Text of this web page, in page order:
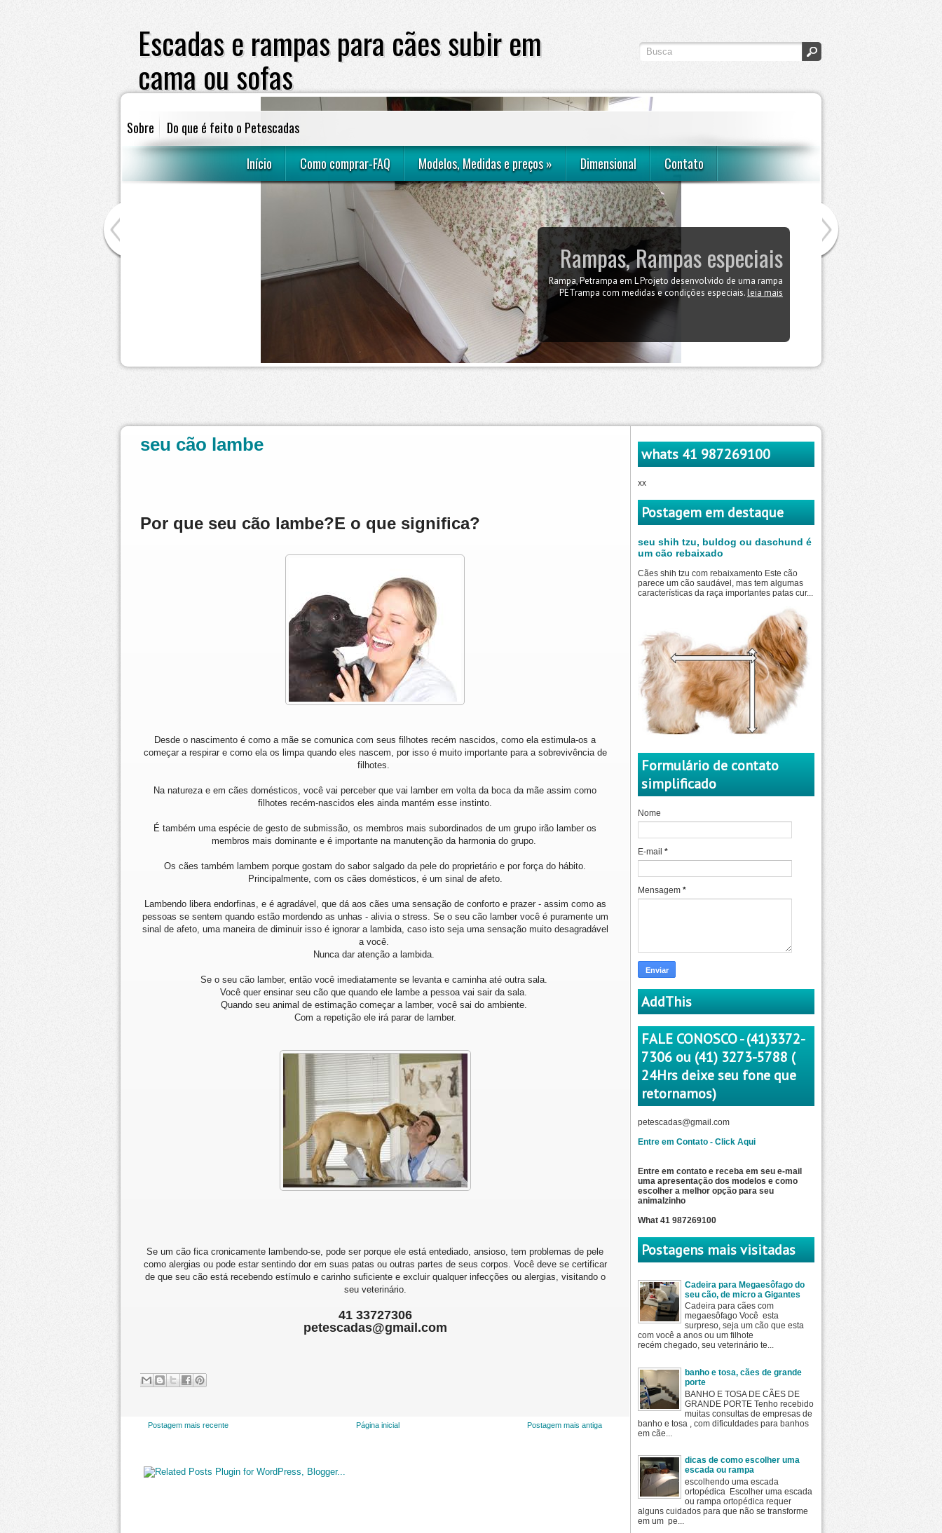
Escadas e rampas para cães subir em
cama ou sofas
escadas e rampas para cães subir em sofá ou cama
Sobre
Do que é feito o Petescadas
Início
Como comprar-FAQ Modelos, Medidas e preços» Dimensional Contato
Rampas, Rampas especiais
Rampa, Petrampa em L Projeto desenvolvido de uma rampa
PETrampa com medidas e condições especiais.leia mais
Quarto de casal
Como obter a melhor opção para manter seu filhote no
quarto do casal com conforto e sem destruir a harmonia do
seu cão lambe
Por que seu cão lambe?E o que significa?
Desde o nascimento é como a mãe se comunica com seus filhotes recém nascidos, como ela estimula-os a
começar a respirar e como ela os limpa quando eles nascem, por isso é muito importante para a sobrevivência de
filhotes.
Na natureza e em cães domésticos, você vai perceber que vai lamber em volta da boca da mãe assim como
filhotes recém-nascidos eles ainda mantém esse instinto.
É também uma espécie de gesto de submissão, os membros mais subordinados de um grupo irão lamber os
membros mais dominante e é importante na manutenção da harmonia do grupo.
Os cães também lambem porque gostam do sabor salgado da pele do proprietário e por força do hábito.
Principalmente, com os cães domésticos, é um sinal de afeto.
Lambendo libera endorfinas, e é agradável, que dá aos cães uma sensação de conforto e prazer - assim como as
pessoas se sentem quando estão mordendo as unhas - alivia o stress. Se o seu cão lamber você é puramente um
sinal de afeto, uma maneira de diminuir isso é ignorar a lambida, caso isto seja uma sensação muito desagradável
a você.
Nunca dar atenção a lambida.
Se o seu cão lamber, então você imediatamente se levanta e caminha até outra sala.
Você quer ensinar seu cão que quando ele lambe a pessoa vai sair da sala.
Quando seu animal de estimação começar a lamber, você sai do ambiente.
Com a repetição ele irá parar de lamber.
Se um cão fica cronicamente lambendo-se, pode ser porque ele está entediado, ansioso, tem problemas de pele
como alergias ou pode estar sentindo dor em suas patas ou outras partes de seus corpos. Você deve se certificar
de que seu cão está recebendo estímulo e carinho suficiente e excluir qualquer infecções ou alergias, visitando o
seu veterinário.
41 33727306
petescadas@gmail.com
Postagem mais recente Postagem mais antiga
Página inicial
whats 41 987269100
xx
Postagem em destaque
seu shih tzu, buldog ou daschund é
um cão rebaixado
Cães shih tzu com rebaixamento Este cão
parece um cão saudável, mas tem algumas
características da raça importantes patas cur...
Formulário de contato
simplificado
Nome
E-mail *
Mensagem *
AddThis
FALE CONOSCO - (41)3372-
7306 ou (41) 3273-5788 (
24Hrs deixe seu fone que
retornamos)
petescadas@gmail.com
Entre em Contato - Click Aqui
Entre em contato e receba em seu e-mail
uma apresentação dos modelos e como
escolher a melhor opção para seu
animalzinho
What 41 987269100
Postagens mais visitadas
Cadeira para Megaesôfago do
seu cão, de micro a Gigantes
Cadeira para cães com
megaesôfago Você esta
surpreso, seja um cão que esta
com você a anos ou um filhote
recém chegado, seu veterinário te...
banho e tosa, cães de grande
porte
BANHO E TOSA DE CÃES DE
GRANDE PORTE Tenho recebido
muitas consultas de empresas de
banho e tosa , com dificuldades para banhos
em cãe...
dicas de como escolher uma
escada ou rampa
escolhendo uma escada
ortopédica Escolher uma escada
ou rampa ortopédica requer
alguns cuidados para que não se transforme
em um pe...